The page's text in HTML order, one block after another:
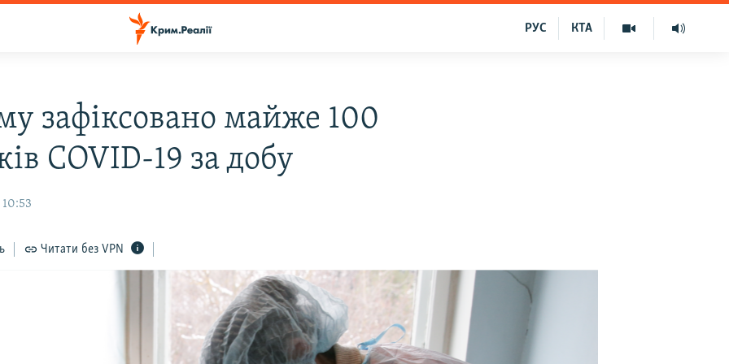
КТА
РУС
зафіксовано майже 100
COVID-19 за добу
10:53
Читати без VPN